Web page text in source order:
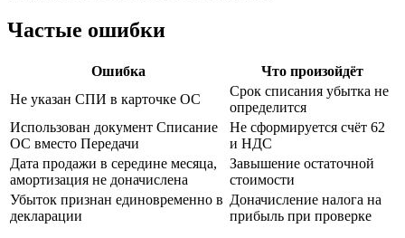
Частые ошибки
Ошибка
Что произойдёт
Не указан СПИ в карточке ОС
Срок списания убытка не
определится
Использован документ Списание
ОС вместо Передачи
Не сформируется счёт 62
и НДС
Дата продажи в середине месяца,
амортизация не доначислена
Завышение остаточной
стоимости
Убыток признан единовременно в
декларации
Доначисление налога на
прибыль при проверке